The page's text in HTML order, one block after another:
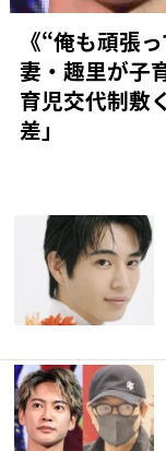
《“俺も頑張
妻・趣里が子
育児交代制敷
差」